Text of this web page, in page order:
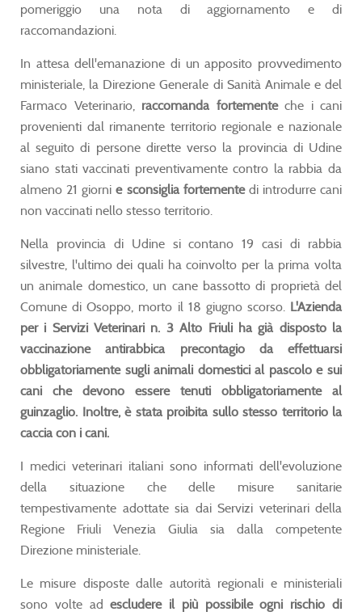
pomeriggio una nota di aggiornamento e di
raccomandazioni.
In attesa dell'emanazione di un apposito provvedimento
ministeriale, la Direzione Generale di Sanità Animale e del
Farmaco Veterinario, raccomanda fortementeche i cani
provenienti dal rimanente territorio regionale e nazionale
al seguito di persone dirette verso la provincia di Udine
siano stati vaccinati preventivamente contro la rabbia da
almeno 21 giornie sconsiglia fortementedi introdurre cani
non vaccinati nello stesso territorio.
Nella provincia di Udine si contano 19 casi di rabbia
silvestre, l'ultimo dei quali ha coinvolto per la prima volta
un animale domestico, un cane bassotto di proprietà del
Comune di Osoppo, morto il 18 giugno scorso. L'Azienda
per i Servizi Veterinari n. 3 Alto Friuli ha già disposto la
vaccinazione antirabbica precontagio da effettuarsi
obbligatoriamente sugli animali domestici al pascolo e sui
cani che devono essere tenuti obbligatoriamente al
guinzaglio. Inoltre, è stata proibita sullo stesso territorio la
caccia con i cani.
I medici veterinari italiani sono informati dell'evoluzione
della situazione che delle misure sanitarie
tempestivamente adottate sia dai Servizi veterinari della
Regione Friuli Venezia Giulia sia dalla competente
Direzione ministeriale.
Le misure disposte dalle autorità regionali e ministeriali
sono volte adescludere il più possibile ogni rischio di